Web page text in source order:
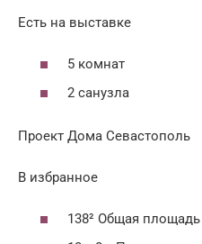
Есть на выставке
5 комнат
2 санузла
Проект Дома Севастополь
В избранное
138² Общая площадь